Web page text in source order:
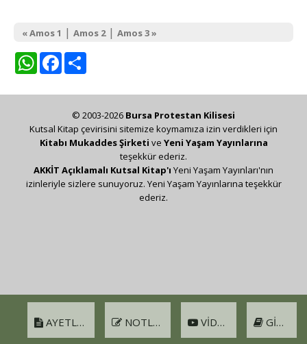
« Amos 1 | Amos 2| Amos 3 »
WhatsAppFacebook
AYETLER NOTLAR VIDEO GIRIŞ
© 2003-2026 Bursa Protestan Kilisesi
Kutsal Kitap çevirisini sitemize koymamıza izin verdikleri için
Kitabı Mukaddes Şirketi ve Yeni Yaşam Yayınlarına
teşekkür ederiz.
AKKİT Açıklamalı Kutsal Kitap'ı Yeni Yaşam Yayınları'nın
izinleriyle sizlere sunuyoruz. Yeni Yaşam Yayınlarına teşekkür
ederiz.